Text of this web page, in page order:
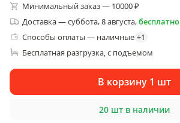
Минимальный заказ — 10000 ₽
Доставка—суббота, 8 августа,бесплатно
Способы оплаты — наличные +1
Бесплатная разгрузка, с подъемом
В корзину 1 шт
20 шт в наличии